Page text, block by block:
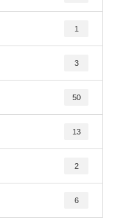
1
3
50
13
2
6